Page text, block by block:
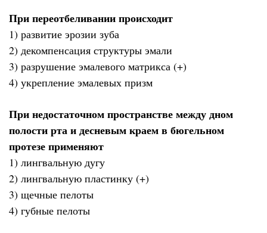
При переотбеливании происходит
1) развитие эрозии зуба
2) декомпенсация структуры эмали
3) разрушение эмалевого матрикса (+)
4) укрепление эмалевых призм
При недостаточном пространстве между дном
полости рта и десневым краем в бюгельном
протезе применяют
1) лингвальную дугу
2) лингвальную пластинку (+)
3) щечные пелоты
4) губные пелоты